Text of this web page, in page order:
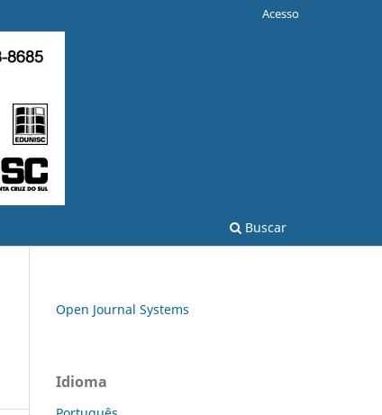
Buscar
Acesso
Open Journal Systems
Idioma